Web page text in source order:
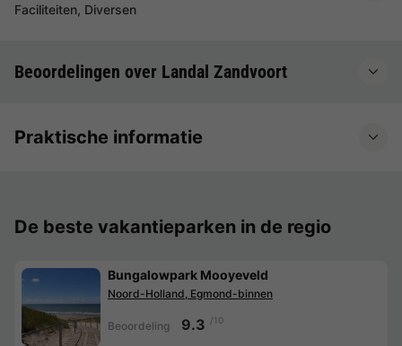
Faciliteiten, Diversen
Beoordelingen over Landal Zandvoort
Praktische informatie
De beste vakantieparken in de regio
Bungalowpark Mooyeveld
Noord-Holland, Egmond-binnen
Beoordeling 9.3 /10